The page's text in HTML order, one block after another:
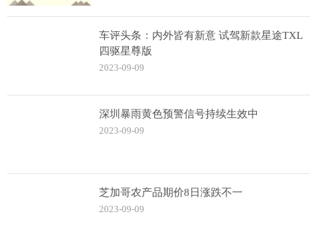
车评头条：内外皆有新意 试驾新款星途TXL
四驱星尊版
2023-09-09
深圳暴雨黄色预警信号持续生效中
2023-09-09
芝加哥农产品期价8日涨跌不一
2023-09-09